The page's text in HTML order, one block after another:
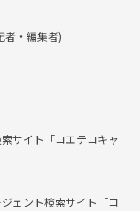
者・編集者)
サイト「コエテコキャ
ェント検索サイト「コ